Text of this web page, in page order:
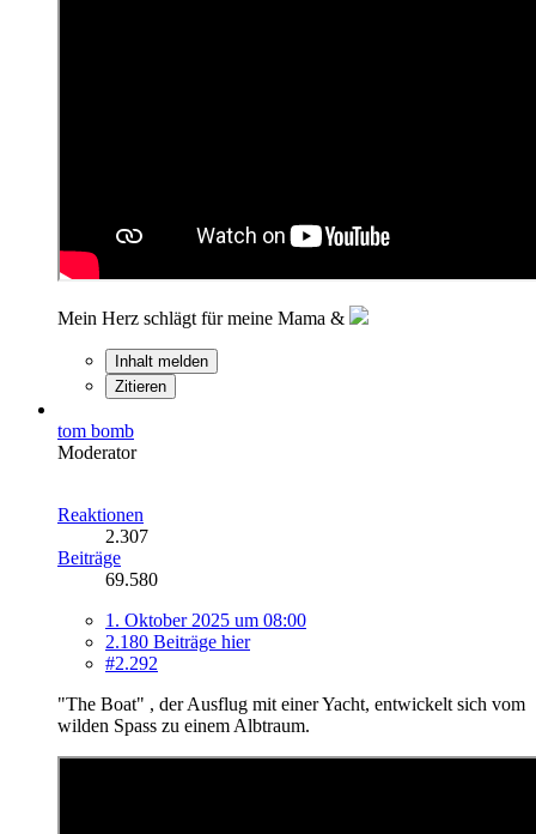
Mein Herz schlägt für meine Mama &
Inhalt melden
Zitieren
tom bomb
Moderator
Reaktionen
2.307
Beiträge
69.580
1. Oktober 2025 um 08:00
2.180 Beiträge hier
#2.292
"The Boat" , der Ausflug mit einer Yacht, entwickelt sich vom
wilden Spass zu einem Albtraum.